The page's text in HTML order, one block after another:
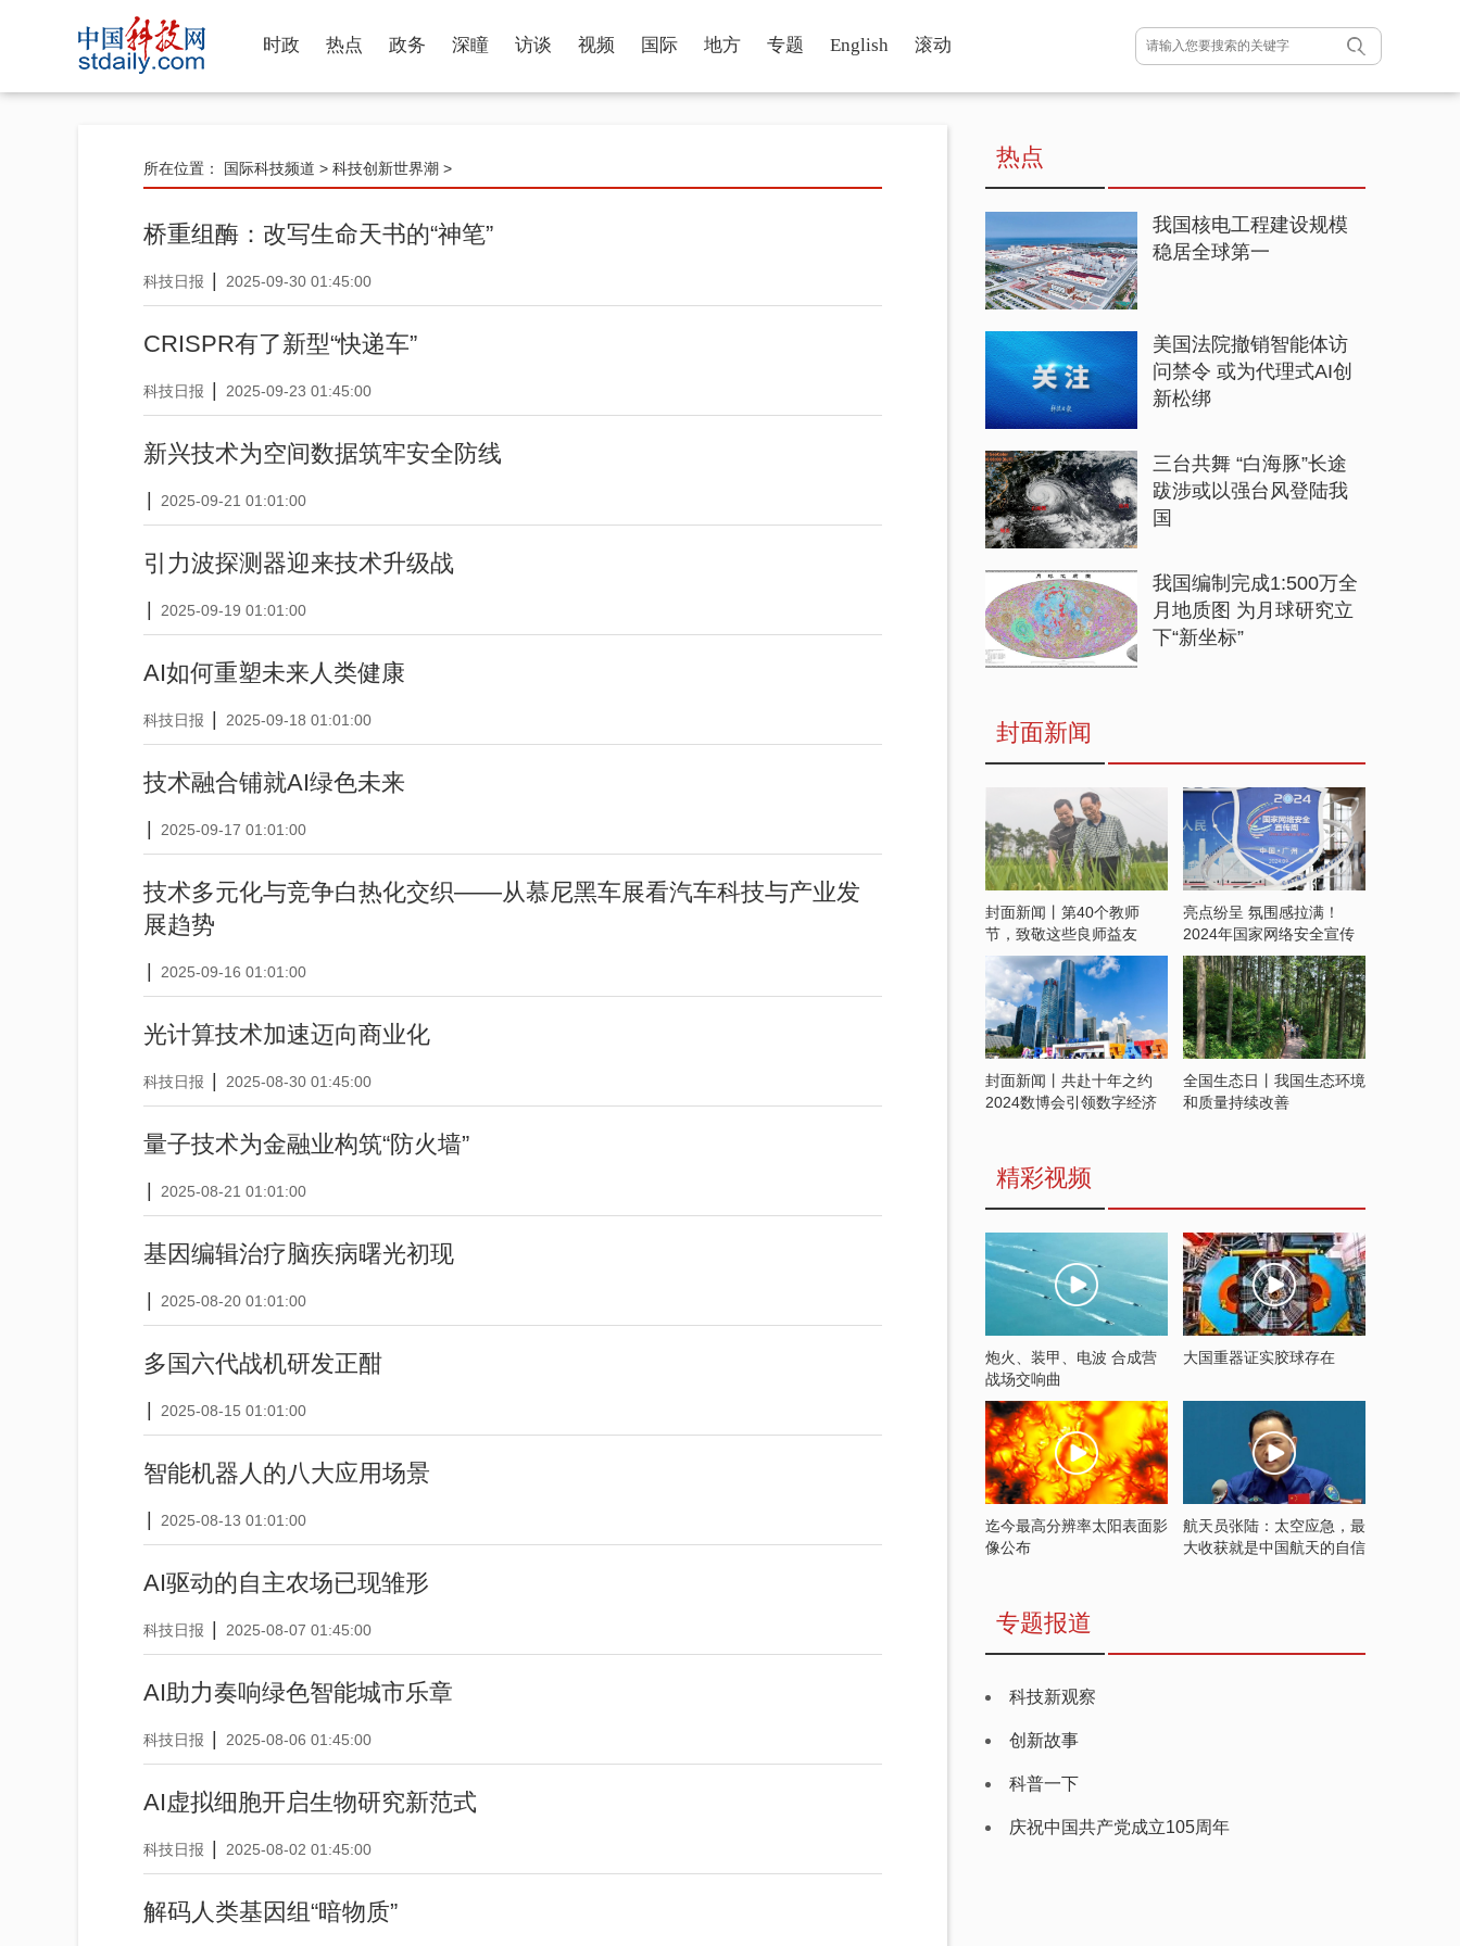
时政 热点 政务 深瞳 访谈 视频 国际 地方 专题 English 滚动
所在位置： 国际科技频道 > 科技创新世界潮 >
桥重组酶：改写生命天书的“神笔”
科技日报 2025-09-30 01:45:00
CRISPR有了新型“快递车”
科技日报 2025-09-23 01:45:00
新兴技术为空间数据筑牢安全防线
2025-09-21 01:01:00
引力波探测器迎来技术升级战
2025-09-19 01:01:00
AI如何重塑未来人类健康
科技日报 2025-09-18 01:01:00
技术融合铺就AI绿色未来
2025-09-17 01:01:00
技术多元化与竞争白热化交织——从慕尼黑车展看汽车科技与产业发
展趋势
2025-09-16 01:01:00
光计算技术加速迈向商业化
科技日报 2025-08-30 01:45:00
量子技术为金融业构筑“防火墙”
2025-08-21 01:01:00
基因编辑治疗脑疾病曙光初现
2025-08-20 01:01:00
多国六代战机研发正酣
2025-08-15 01:01:00
智能机器人的八大应用场景
2025-08-13 01:01:00
AI驱动的自主农场已现雏形
科技日报 2025-08-07 01:45:00
AI助力奏响绿色智能城市乐章
科技日报 2025-08-06 01:45:00
AI虚拟细胞开启生物研究新范式
科技日报 2025-08-02 01:45:00
解码人类基因组“暗物质”
热点
我国核电工程建设规模
稳居全球第一
美国法院撤销智能体访
问禁令 或为代理式AI创
新松绑
三台共舞 “白海豚”长途
跋涉或以强台风登陆我
国
我国编制完成1:500万全
月地质图 为月球研究立
下“新坐标”
封面新闻
封面新闻丨第40个教师
节，致敬这些良师益友
亮点纷呈 氛围感拉满！
2024年国家网络安全宣传
周开启
封面新闻丨共赴十年之约
2024数博会引领数字经济
全国生态日丨我国生态环境
和质量持续改善
精彩视频
炮火、装甲、电波 合成营
战场交响曲
大国重器证实胶球存在
迄今最高分辨率太阳表面影
像公布
航天员张陆：太空应急，最
大收获就是中国航天的自信
专题报道
科技新观察
创新故事
科普一下
庆祝中国共产党成立105周年